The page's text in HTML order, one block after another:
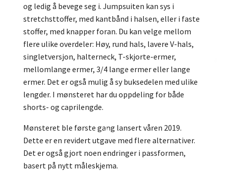
og ledig å bevege seg i. Jumpsuiten kan sys i
stretchsttoffer, med kantbånd i halsen, eller i faste
stoffer, med knapper foran. Du kan velge mellom
flere ulike overdeler: Høy, rund hals, lavere V-hals,
singletversjon, halterneck, T-skjorte-ermer,
mellomlange ermer, 3/4 lange ermer eller lange
ermer. Det er også mulig å sy buksedelen med ulike
lengder. I mønsteret har du oppdeling for både
shorts- og caprilengde.
Mønsteret ble første gang lansert våren 2019.
Dette er en revidert utgave med flere alternativer.
Det er også gjort noen endringer i passformen,
basert på nytt måleskjema.